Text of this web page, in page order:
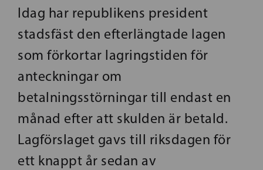
Idag har republikens president
stadsfäst den efterlängtade lagen
som förkortar lagringstiden för
anteckningar om
betalningsstörningar till endast en
månad efter att skulden är betald.
Lagförslaget gavs till riksdagen för
ett knappt år sedan av